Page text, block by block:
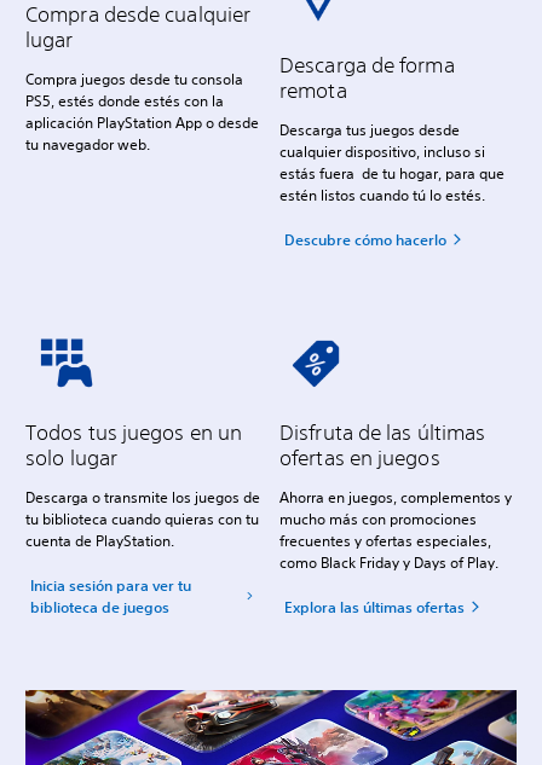
Compra desde cualquier
lugar
Compra juegos desde tu consola
PS5, estés donde estés con la
aplicación PlayStation App o desde
tu navegador web.
Descarga de forma
remota
Descarga tus juegos desde
cualquier dispositivo, incluso si
estás fuera de tu hogar, para que
estén listos cuando tú lo estés.
Descubre cómo hacerlo
Todos tus juegos en un
solo lugar
Descarga o transmite los juegos de
tu biblioteca cuando quieras con tu
cuenta de PlayStation.
Inicia sesión para ver tu
biblioteca de juegos
Disfruta de las últimas
ofertas en juegos
Ahorra en juegos, complementos y
mucho más con promociones
frecuentes y ofertas especiales,
como Black Friday y Days of Play.
Explora las últimas ofertas